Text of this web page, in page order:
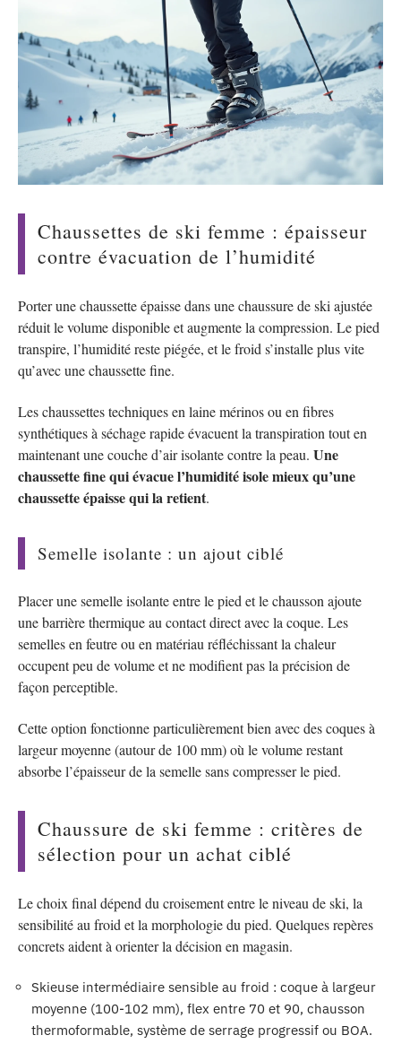
Chaussettes de ski femme : épaisseur
contre évacuation de l’humidité
Porter une chaussette épaisse dans une chaussure de ski ajustée
réduit le volume disponible et augmente la compression. Le pied
transpire, l’humidité reste piégée, et le froid s’installe plus vite
qu’avec une chaussette fine.
Les chaussettes techniques en laine mérinos ou en fibres
synthétiques à séchage rapide évacuent la transpiration tout en
maintenant une couche d’air isolante contre la peau. Une
chaussette fine qui évacue l’humidité isole mieux qu’une
chaussette épaisse qui la retient.
Semelle isolante : un ajout ciblé
Placer une semelle isolante entre le pied et le chausson ajoute
une barrière thermique au contact direct avec la coque. Les
semelles en feutre ou en matériau réfléchissant la chaleur
occupent peu de volume et ne modifient pas la précision de
façon perceptible.
Cette option fonctionne particulièrement bien avec des coques à
largeur moyenne (autour de 100 mm) où le volume restant
absorbe l’épaisseur de la semelle sans compresser le pied.
Chaussure de ski femme : critères de
sélection pour un achat ciblé
Le choix final dépend du croisement entre le niveau de ski, la
sensibilité au froid et la morphologie du pied. Quelques repères
concrets aident à orienter la décision en magasin.
Skieuse intermédiaire sensible au froid : coque à largeur
moyenne (100-102 mm), flex entre 70 et 90, chausson
thermoformable, système de serrage progressif ou BOA.